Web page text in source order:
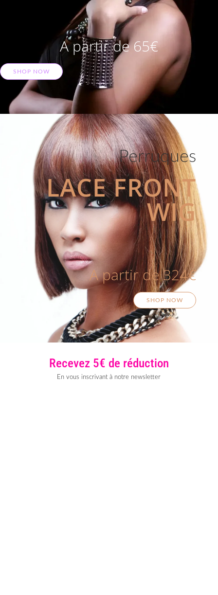
A partir de 65€
SHOP NOW
Perruques
LACE FRONT
WIG
A partir de 324€
SHOP NOW
Recevez 5€ de réduction
En vous inscrivant à notre newsletter